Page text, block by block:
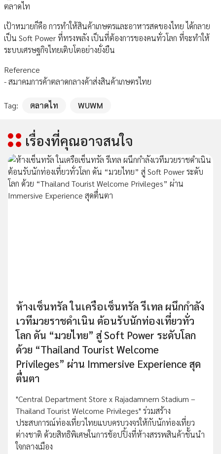
ตลาดไท
เป้าหมายก็คือ การทำให้สินค้าเกษตรและอาหารสดของไทย ได้กลาย
เป็น Soft Power ที่ทรงพลัง เป็นที่ต้องการของคนทั่วโลก ที่จะทำให้
ระบบเศรษฐกิจไทยเติบโตอย่างยั่งยืน
Reference
- สมาคมการค้าตลาดกลางค้าส่งสินค้าเกษตรไทย
Tag: ตลาดไท WUWM
เรื่องที่คุณอาจสนใจ
ห้างเซ็นทรัล ในเครือเซ็นทรัล รีเทล ผนึกกำลัง
เวทีมวยราชดำเนิน ต้อนรับนักท่องเที่ยวทั่ว
โลก ดัน “มวยไทย” สู่ Soft Power ระดับโลก
ด้วย “Thailand Tourist Welcome
Privileges” ผ่าน Immersive Experience สุด
ตื่นตา
"Central Department Store x Rajadamnern Stadium –
Thailand Tourist Welcome Privileges" ร่วมสร้าง
ประสบการณ์ท่องเที่ยวไทยแบบครบวงจรให้กับนักท่องเที่ยว
ต่างชาติ ด้วยสิทธิพิเศษในการช้อปปิ้งที่ห้างสรรพสินค้าชั้นนำ
ใจกลางเมือง